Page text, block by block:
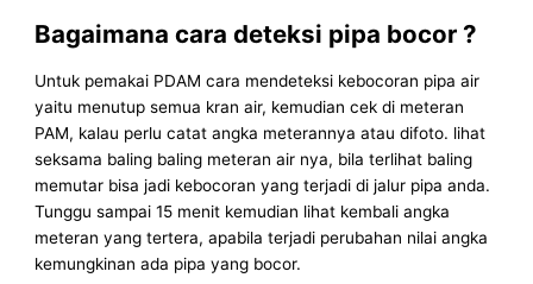
Bagaimana cara deteksi pipa bocor ?
Untuk pemakai PDAM cara mendeteksi kebocoran pipa air
yaitu menutup semua kran air, kemudian cek di meteran
PAM, kalau perlu catat angka meterannya atau difoto. lihat
seksama baling baling meteran air nya, bila terlihat baling
memutar bisa jadi kebocoran yang terjadi di jalur pipa anda.
Tunggu sampai 15 menit kemudian lihat kembali angka
meteran yang tertera, apabila terjadi perubahan nilai angka
kemungkinan ada pipa yang bocor.